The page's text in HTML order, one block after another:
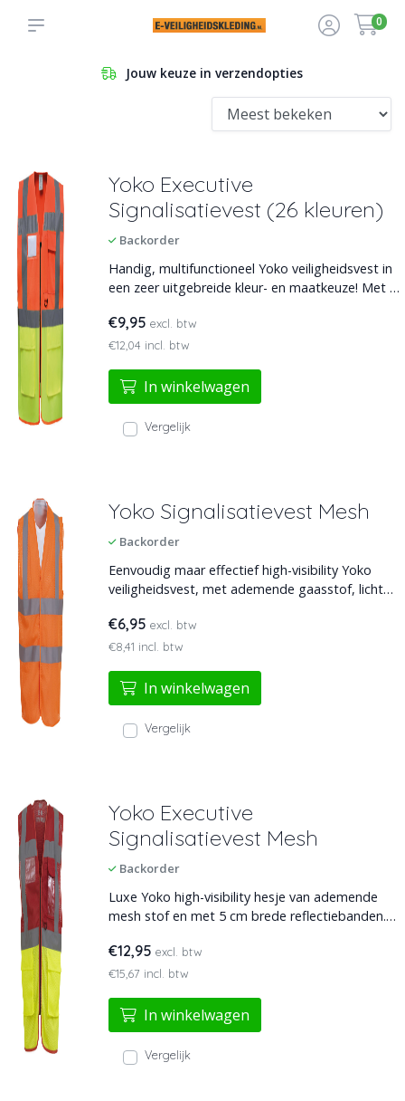
0
Jouw keuze in verzendopties
Yoko Executive
Signalisatievest (26 kleuren)
Backorder
Handig, multifunctioneel Yoko veiligheidsvest in
een zeer uitgebreide kleur- en maatkeuze! Met hi-
voorzien van o.a. zakken en ID-houder.
€9,95 excl. btw
€12,04 incl. btw
In winkelwagen
Vergelijk
Yoko Signalisatievest Mesh
Backorder
Eenvoudig maar effectief high-visibility Yoko
veiligheidsvest, met ademende gaasstof, licht
ruime 11 kleuren.
€6,95 excl. btw
€8,41 incl. btw
In winkelwagen
Vergelijk
Yoko Executive
Signalisatievest Mesh
Backorder
Luxe Yoko high-visibility hesje van ademende
mesh stof en met 5 cm brede reflectiebanden.
Verkrijgbaar in diverse kleurcombinaties en
maten XS t/m XXXL.
€12,95 excl. btw
€15,67 incl. btw
In winkelwagen
Vergelijk